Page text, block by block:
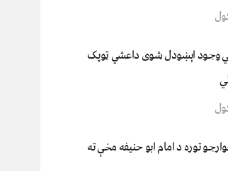
وجود اېښودل شوی داعشي ټوپک
توره د امام ابو حنیفه مخې ته